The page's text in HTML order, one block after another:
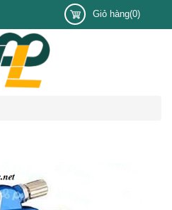
Giỏ hàng(0)